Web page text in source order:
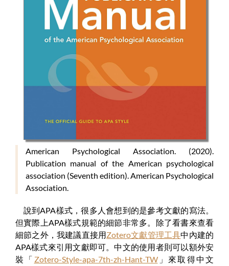
American Psychological Association. (2020).
Publication manual of the American psychological
association (Seventh edition). American Psychological
Association.
說到APA樣式，很多人會想到的是參考文獻的寫法。
但實際上APA樣式規範的細節非常多。除了看書來查看
細節之外，我建議直接用Zotero文獻管理工具中內建的
APA樣式來引用文獻即可。中文的使用者則可以額外安
裝「 Zotero-Style-apa-7th-zh-Hant-TW」來取得中文